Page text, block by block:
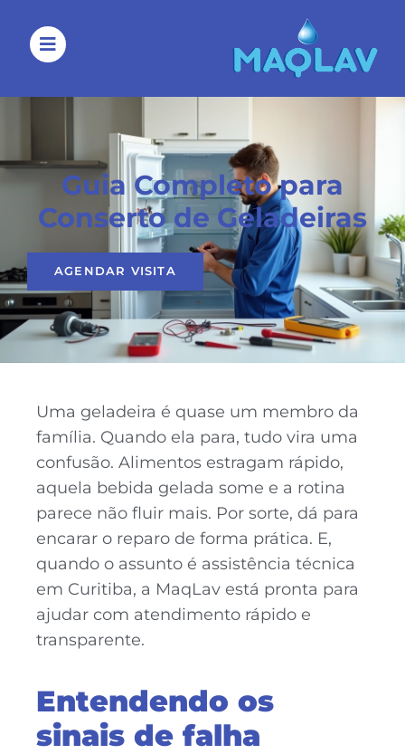
Guia Completo para
Conserto de Geladeiras
AGENDAR VISITA
Uma geladeira é quase um membro da
família. Quando ela para, tudo vira uma
confusão. Alimentos estragam rápido,
aquela bebida gelada some e a rotina
parece não fluir mais. Por sorte, dá para
encarar o reparo de forma prática. E,
quando o assunto é assistência técnica
em Curitiba, a MaqLav está pronta para
ajudar com atendimento rápido e
transparente.
Entendendo os
sinais de falha